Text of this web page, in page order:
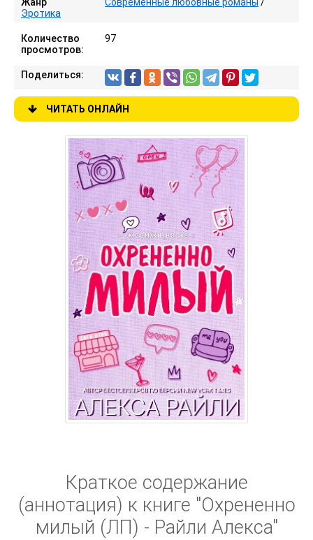
Эротика
Количество
просмотров:
97
Поделиться:
ЧИТАТЬ ОНЛАЙН
Краткое содержание
(аннотация) к книге "Охрененно
милый (ЛП) - Райли Алекса"